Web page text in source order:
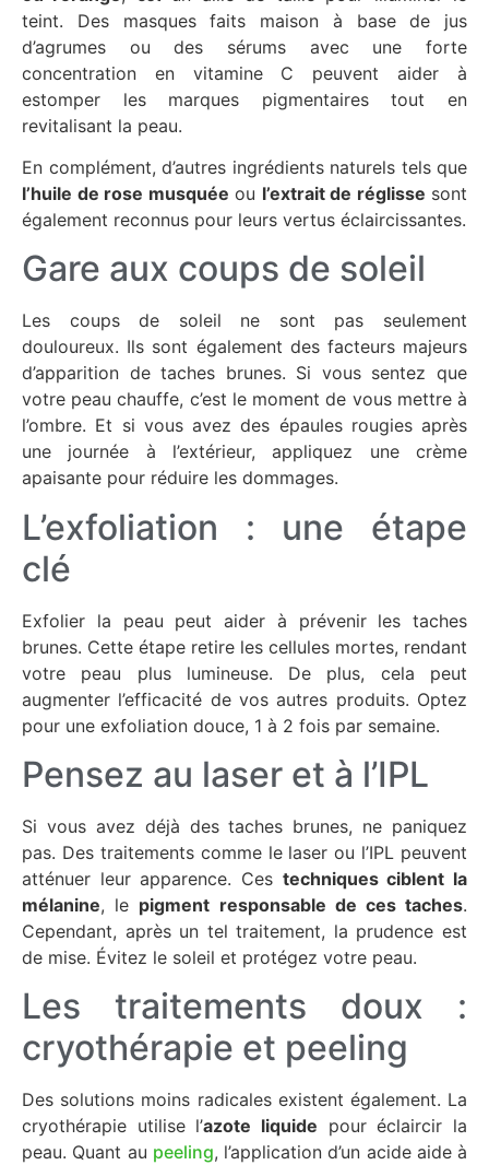
teint. Des masques faits maison à base de jus
d’agrumes ou des sérums avec une forte
concentration en vitamine C peuvent aider à
estomper les marques pigmentaires tout en
revitalisant la peau.
En complément, d’autres ingrédients naturels tels que
l’huile de rose musquée ou l’extrait de réglisse sont
également reconnus pour leurs vertus éclaircissantes.
Gare aux coups de soleil
Les coups de soleil ne sont pas seulement
douloureux. Ils sont également des facteurs majeurs
d’apparition de taches brunes. Si vous sentez que
votre peau chauffe, c’est le moment de vous mettre à
l’ombre. Et si vous avez des épaules rougies après
une journée à l’extérieur, appliquez une crème
apaisante pour réduire les dommages.
L’exfoliation : une étape
clé
Exfolier la peau peut aider à prévenir les taches
brunes. Cette étape retire les cellules mortes, rendant
votre peau plus lumineuse. De plus, cela peut
augmenter l’efficacité de vos autres produits. Optez
pour une exfoliation douce, 1 à 2 fois par semaine.
Pensez au laser et à l’IPL
Si vous avez déjà des taches brunes, ne paniquez
pas. Des traitements comme le laser ou l’IPL peuvent
atténuer leur apparence. Ces techniques ciblent la
mélanine, le pigment responsable de ces taches.
Cependant, après un tel traitement, la prudence est
de mise. Évitez le soleil et protégez votre peau.
Les traitements doux :
cryothérapie et peeling
Des solutions moins radicales existent également. La
cryothérapie utilise l’azote liquide pour éclaircir la
peau. Quant au peeling, l’application d’un acide aide à